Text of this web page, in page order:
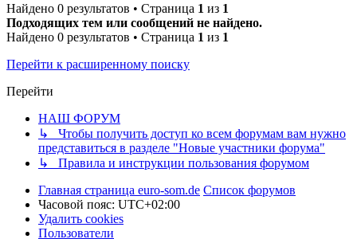
Найдено 0 результатов • Страница 1 из 1
Подходящих тем или сообщений не найдено.
Найдено 0 результатов • Страница 1 из 1
Перейти к расширенному поиску
Перейти
НАШ ФОРУМ
↳ Чтобы получить доступ ко всем форумам вам нужно
представиться в разделе "Новые участники форума"
↳ Правила и инструкции пользования форумом
Главная страница euro-som.de Список форумов
Часовой пояс: UTC+02:00
Удалить cookies
Пользователи